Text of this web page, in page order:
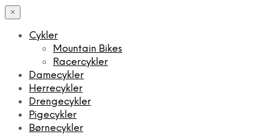
×
Cykler
Mountain Bikes
Racercykler
Damecykler
Herrecykler
Drengecykler
Pigecykler
Børnecykler